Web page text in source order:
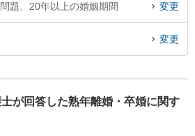
題、20年以上の婚姻期間 変更
変更
が回答した熟年離婚・卒婚に関す